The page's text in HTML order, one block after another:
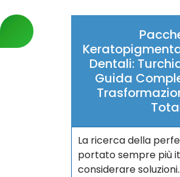
Dentali:
Guida
La ricerca della
portato sempre più
considerare